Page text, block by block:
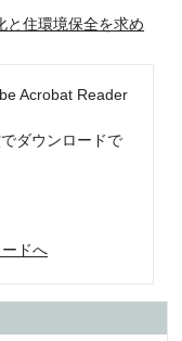
と住環境保全を求め
Acrobat Reader
ダウンロードで
ドへ